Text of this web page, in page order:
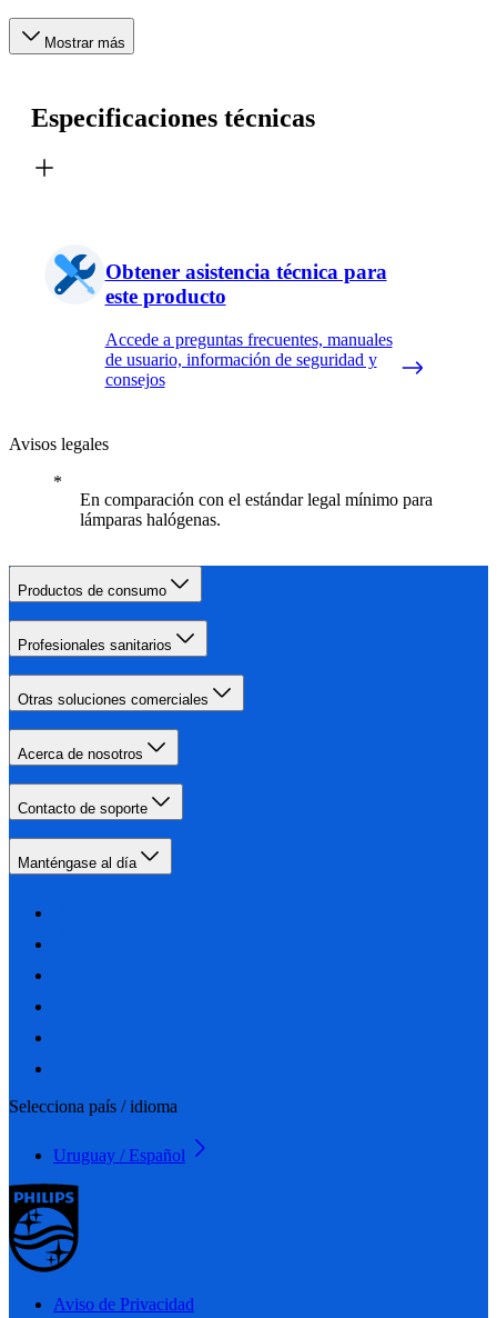
Mostrar más
Especificaciones técnicas
Obtener asistencia técnica para
este producto
Accede a preguntas frecuentes, manuales
de usuario, información de seguridad y
consejos
Avisos legales
En comparación con el estándar legal mínimo para
lámparas halógenas.
Productos de consumo
Profesionales sanitarios
Otras soluciones comerciales
Acerca de nosotros
Contacto de soporte
Manténgase al día
Selecciona país / idioma
Uruguay / Español
Aviso de Privacidad